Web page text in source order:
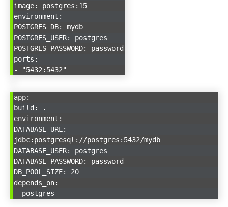
image: postgres:15
environment:
POSTGRES_DB: mydb
POSTGRES_USER: postgres
POSTGRES_PASSWORD: password
ports:
- "5432:5432"
app:
build: .
environment:
DATABASE_URL:
jdbc:postgresql://postgres:5432/mydb
DATABASE_USER: postgres
DATABASE_PASSWORD: password
DB_POOL_SIZE: 20
depends_on:
- postgres